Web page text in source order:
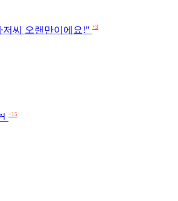
씨 오랜만이에요!" +3
+15